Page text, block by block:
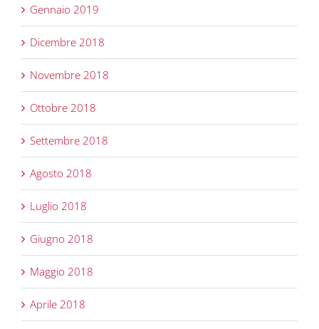
Gennaio 2019
Dicembre 2018
Novembre 2018
Ottobre 2018
Settembre 2018
Agosto 2018
Luglio 2018
Giugno 2018
Maggio 2018
Aprile 2018